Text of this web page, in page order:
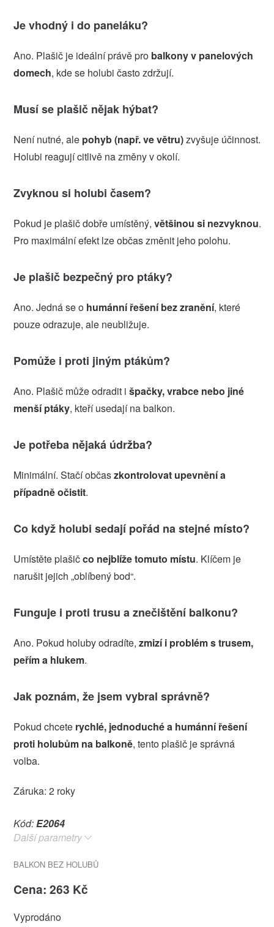
Je vhodný i do paneláku?
Ano. Plašič je ideální právě pro balkony v panelových
domech, kde se holubi často zdržují.
Musí se plašič nějak hýbat?
Není nutné, ale pohyb (např. ve větru)zvyšuje účinnost.
Holubi reagují citlivě na změny v okolí.
Zvyknou si holubi časem?
Pokud je plašič dobře umístěný, většinou si nezvyknou.
Pro maximální efekt lze občas změnit jeho polohu.
Je plašič bezpečný pro ptáky?
Ano. Jedná se o humánní řešení bez zranění, které
pouze odrazuje, ale neubližuje.
Pomůže i proti jiným ptákům?
Ano. Plašič může odradit i špačky, vrabce nebo jiné
menší ptáky, kteří usedají na balkon.
Je potřeba nějaká údržba?
Minimální. Stačí občaszkontrolovat upevnění a
případně očistit.
Co když holubi sedají pořád na stejné místo?
Umístěte plašičco nejblíže tomuto místu. Klíčem je
narušit jejich „oblíbený bod“.
Funguje i proti trusu a znečištění balkonu?
Ano. Pokud holuby odradíte, zmizí i problém s trusem,
peřím a hlukem.
Jak poznám, že jsem vybral správně?
Pokud chcete rychlé, jednoduché a humánní řešení
proti holubům na balkoně, tento plašič je správná
volba.
Záruka: 2 roky
Kód:E2064
Další parametry
BALKON BEZ HOLUBŮ
Cena: 263 Kč
Vyprodáno